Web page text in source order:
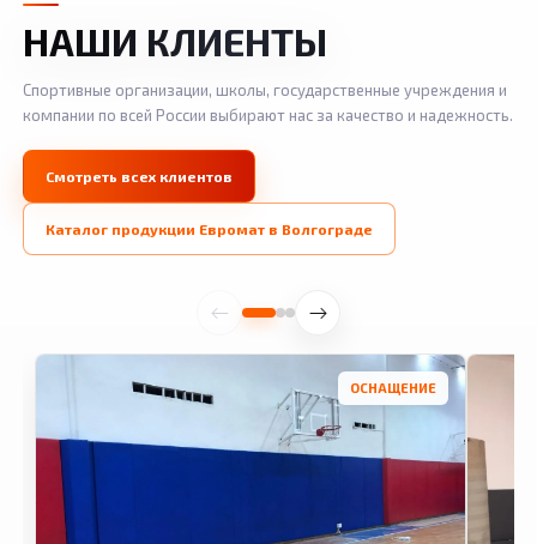
НАШИ КЛИЕНТЫ
Спортивные организации, школы, государственные учреждения и
компании по всей России выбирают нас за качество и надежность.
Смотреть всех клиентов
Каталог продукции Евромат в Волгограде
ОСНАЩЕНИЕ